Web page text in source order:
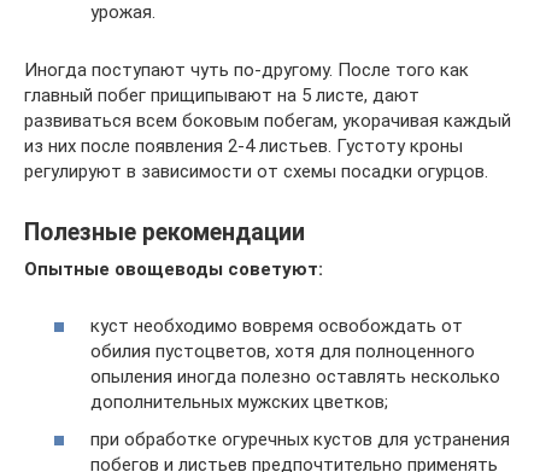
урожая.
Иногда поступают чуть по-другому. После того как
главный побег прищипывают на 5 листе, дают
развиваться всем боковым побегам, укорачивая каждый
из них после появления 2-4 листьев. Густоту кроны
регулируют в зависимости от схемы посадки огурцов.
Полезные рекомендации
Опытные овощеводы советуют:
куст необходимо вовремя освобождать от
обилия пустоцветов, хотя для полноценного
опыления иногда полезно оставлять несколько
дополнительных мужских цветков;
при обработке огуречных кустов для устранения
побегов и листьев предпочтительно применять